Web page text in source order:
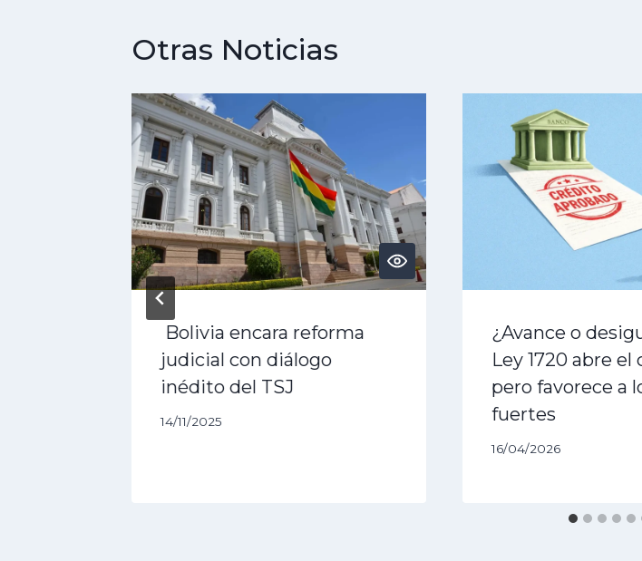
Otras Noticias
Bolivia encara reforma
judicial con diálogo
inédito del TSJ
14/11/2025
¿Avance o
Ley 1720 abre el
pero favorece a
fuertes
16/04/2026